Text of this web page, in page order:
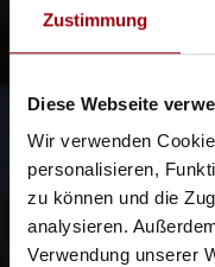
Zustimmung
Diese Webseite
Wir verwenden
personalisieren,
zu können und die
analysieren.
Verwendung unserer